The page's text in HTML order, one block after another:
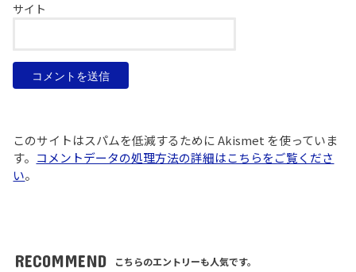
サイト
このサイトはスパムを低減するために Akismet を使っていま
す。 コメントデータの処理方法の詳細はこちらをご覧くださ
い。
RECOMMEND こちらのエントリーも人気です。